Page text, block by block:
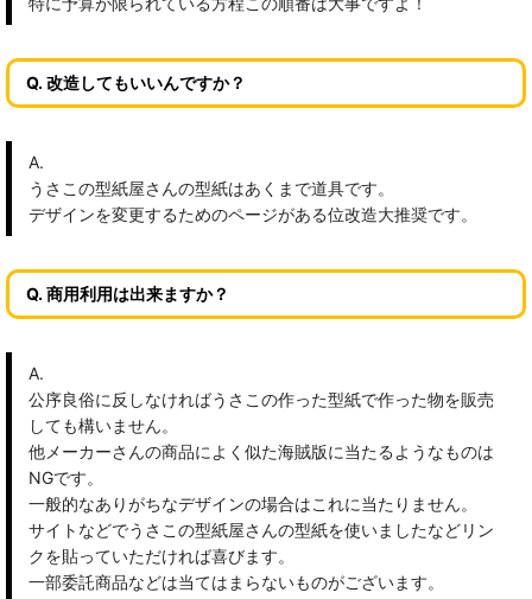
Q. 改造してもいいんですか？
A.
うさこの型紙屋さんの型紙はあくまで道具です。
デザインを変更するためのページがある位改造大推奨です。
Q. 商用利用は出来ますか？
A.
公序良俗に反しなければうさこの作った型紙で作った物を販売
しても構いません。
他メーカーさんの商品によく似た海賊版に当たるようなものは
NGです。
一般的なありがちなデザインの場合はこれに当たりません。
サイトなどでうさこの型紙屋さんの型紙を使いましたなどリン
クを貼っていただければ喜びます。
一部委託商品などは当てはまらないものがございます。